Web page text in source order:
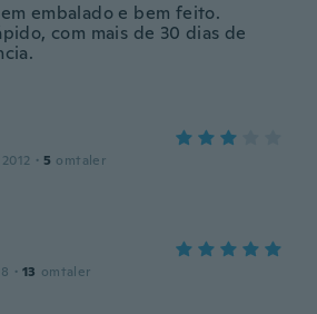
embalado e bem feito.
com mais de 30 dias de
· 5 omtaler
· 13 omtaler